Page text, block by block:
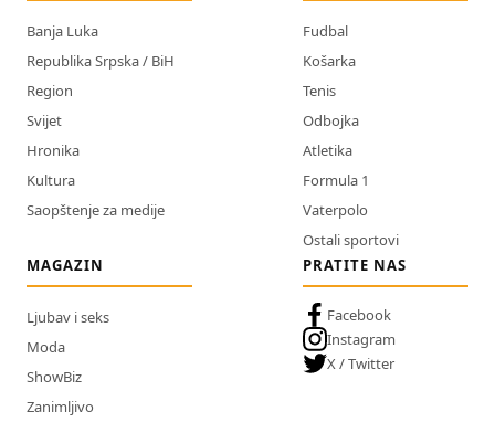
Banja Luka
Republika Srpska / BiH
Region
Svijet
Hronika
Kultura
Saopštenje za medije
Fudbal
Košarka
Tenis
Odbojka
Atletika
Formula 1
Vaterpolo
Ostali sportovi
MAGAZIN
Ljubav i seks
Moda
ShowBiz
Zanimljivo
PRATITE NAS
Facebook
Instagram
X / Twitter